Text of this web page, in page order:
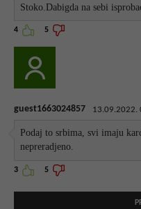
Stoko.Dabigda na sebi
4 5
guest1663024857 13.09.2022.
Podaj to srbima, svi imaju
nepreradjeno.
3 5